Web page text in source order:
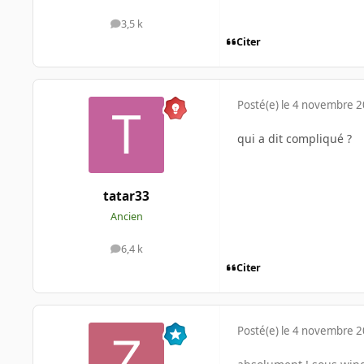
3,5 k
messages
Citer
tatar33
Ancien
6,4 k
messages
Posté(e) le 4 novembre
qui a dit compliqué ?
Citer
Posté(e) le 4 novembre